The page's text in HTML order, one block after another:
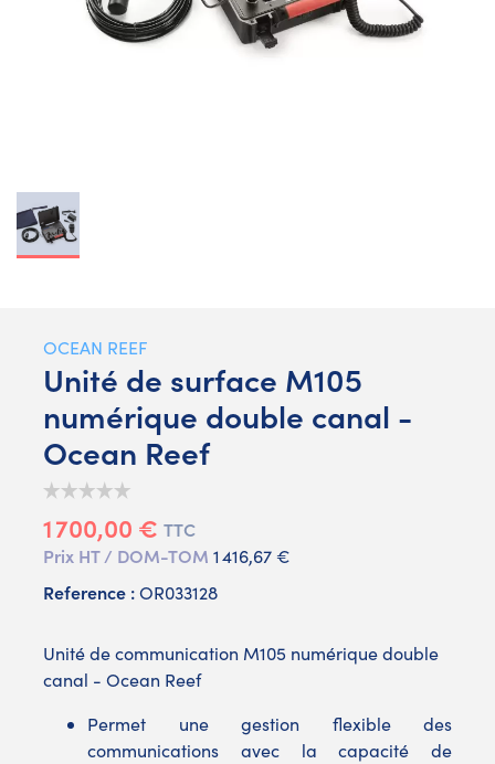
OCEAN REEF
Unité de surface M105
numérique double canal -
Ocean Reef
1 700,00 € TTC
Prix HT / DOM-TOM 1 416,67 €
Reference :OR033128
Unité de communication M105 numérique double
canal - Ocean Reef
Permet une gestion flexible des
communications avec la capacité de